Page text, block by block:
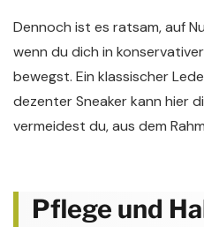
Dennoch ist es ratsam, auf
wenn du dich in
bewegst. Ein klassischer
dezenter Sneaker kann hier
vermeidest du, aus dem
Pflege und